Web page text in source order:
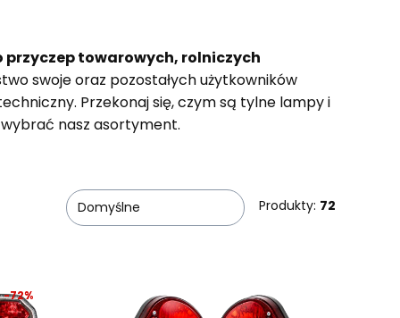
przyczep towarowych, rolniczych
swoje oraz pozostałych użytkowników
Przekonaj się, czym są tylne lampy i
nasz asortyment.
Domyślne Produkty: 72
-72%